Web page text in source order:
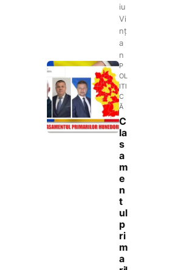
iu
Vi
nț
a
n
P
OL
ITI
C
Ă
C
la
s
a
m
e
n
t
ul
p
ri
m
a